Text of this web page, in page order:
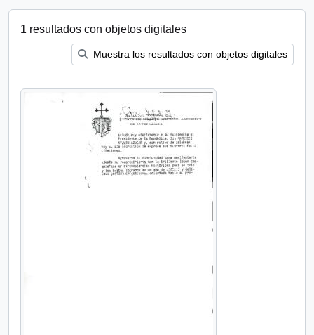
1 resultados con objetos digitales
Muestra los resultados con objetos digitales